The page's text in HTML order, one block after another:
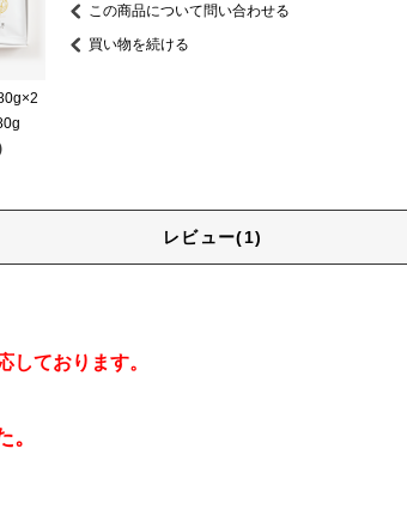
この商品について問い合わせる
買い物を続ける
レビュー(1)
しております。